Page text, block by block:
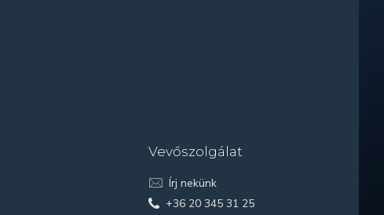
Vevőszolgálat
Írj nekünk
+36 20 345 31 25